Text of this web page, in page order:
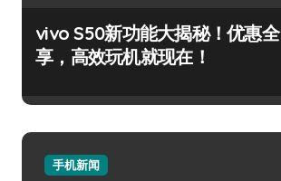
vivo S50新功能大揭秘！优惠全
享，高效玩机就现在！
手机新闻